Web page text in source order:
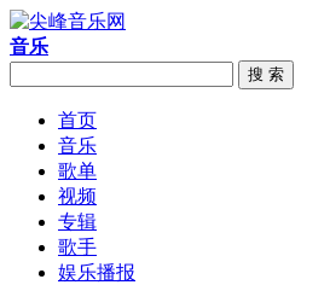
音乐
搜 索
首页
音乐
歌单
视频
专辑
歌手
娱乐播报